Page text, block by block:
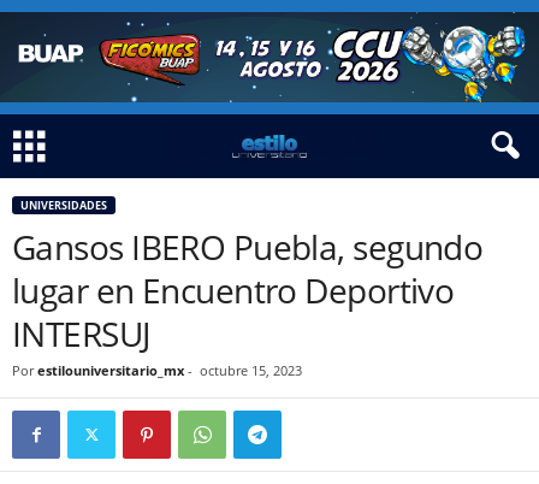
UNIVERSIDADES
Gansos IBERO Puebla, segundo
lugar en Encuentro Deportivo
INTERSUJ
Por estilouniversitario_mx - octubre 15, 2023